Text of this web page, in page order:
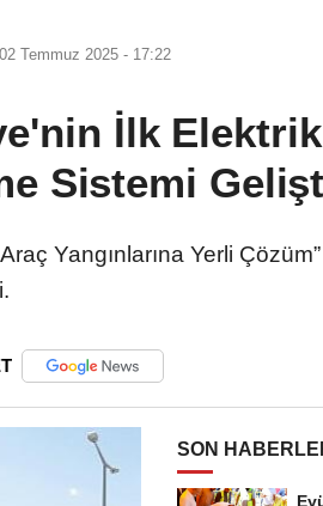
Temmuz 2025 - 17:22
İlk
Sistemi
Yangınlarına Yerli
SON